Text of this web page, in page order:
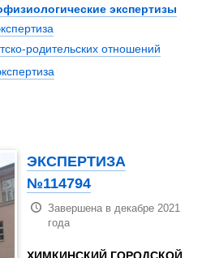
экспертизы
родительских отношений
ЭКСПЕРТИЗА
№114794
Завершена в декабре 2021
года